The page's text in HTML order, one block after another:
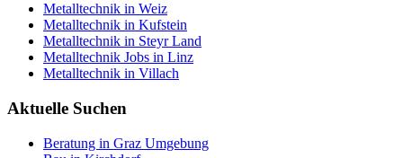
Metalltechnik in Weiz
Metalltechnik in Kufstein
Metalltechnik in Steyr Land
Metalltechnik Jobs in Linz
Metalltechnik in Villach
Aktuelle Suchen
Beratung in Graz Umgebung